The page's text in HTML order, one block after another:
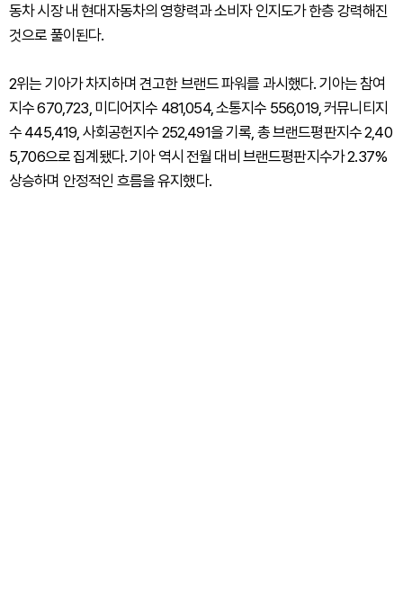
동차 시장 내 현대자동차의 영향력과 소비자 인지도가 한층 강력해진
것으로 풀이된다.
2위는 기아가 차지하며 견고한 브랜드 파워를 과시했다. 기아는 참여
지수 670,723, 미디어지수 481,054, 소통지수 556,019, 커뮤니티지
수 445,419, 사회공헌지수 252,491을 기록, 총 브랜드평판지수 2,40
5,706으로 집계됐다. 기아 역시 전월 대비 브랜드평판지수가 2.37%
상승하며 안정적인 흐름을 유지했다.